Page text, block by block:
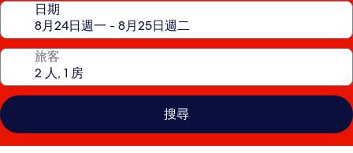
日期
旅客
搜尋